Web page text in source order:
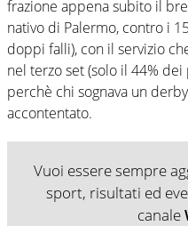
frazione appena subito il
nativo di Palermo, contro i
doppi falli), con il servizio
nel terzo set (solo il 44%
perchè chi sognava un
accontentato.
Vuoi essere sempre
sport, risultati ed
canale